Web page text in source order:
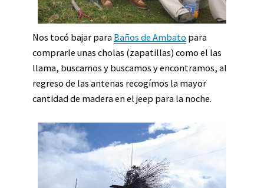
Nos tocó bajar para Baños de Ambato para
comprarle unas cholas (zapatillas) como el las
llama, buscamos y buscamos y encontramos, al
regreso de las antenas recogímos la mayor
cantidad de madera en el jeep para la noche.